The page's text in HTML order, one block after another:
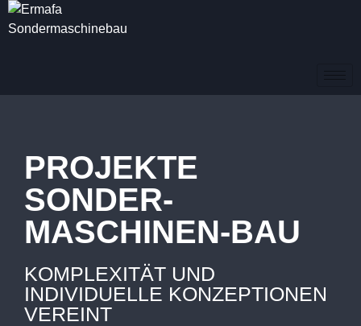
PROJEKTE
SONDER-
MASCHINEN-BAU
KOMPLEXITÄT UND
INDIVIDUELLE KONZEPTIONEN
VEREINT